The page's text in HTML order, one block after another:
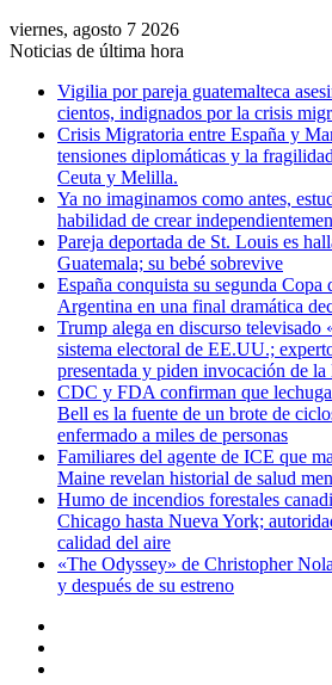
viernes, agosto 7 2026
Noticias de última hora
Vigilia por pareja guatemalteca
cientos, indignados por la crisis
Crisis Migratoria entre España y
tensiones diplomáticas y la
Ceuta y Melilla.
Ya no imaginamos como antes,
habilidad de crear
Pareja deportada de St. Louis es
Guatemala; su bebé sobrevive
España conquista su segunda Copa
Argentina en una final dramática
Trump alega en discurso televisado
sistema electoral de EE.UU.;
presentada y piden invocación de
CDC y FDA confirman que
Bell es la fuente de un brote de
enfermado a miles de personas
Familiares del agente de ICE que
Maine revelan historial de salud
Humo de incendios forestales
Chicago hasta Nueva York;
calidad del aire
«The Odyssey» de Christopher
y después de su estreno